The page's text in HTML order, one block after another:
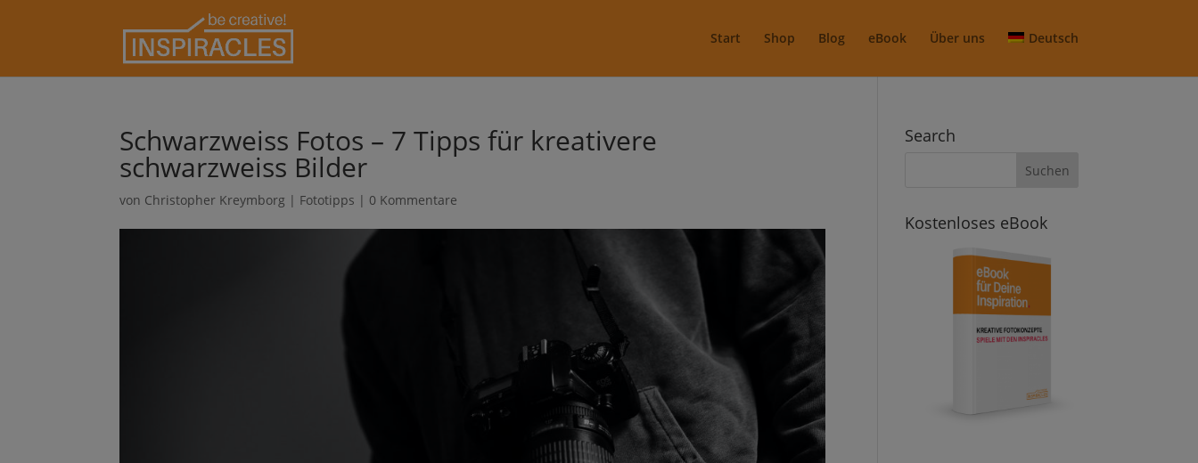
Start Shop Blog eBook Über uns Deutsch
Schwarzweiss Fotos – 7 Tipps für kreativere
schwarzweiss Bilder
von Christopher Kreymborg | Fototipps | 0 Kommentare
Search
Kostenloses eBook